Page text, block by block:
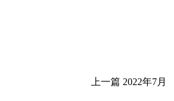
上一篇 2022年7月